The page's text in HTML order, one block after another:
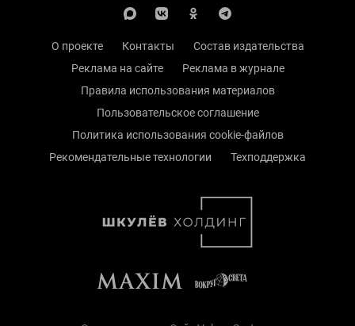
О проекте Контакты
Состав издательства
Реклама на сайте
Реклама в журнале
Правила использования материалов
Пользовательское соглашение
Политика использования cookie-файлов
Рекомендательные технологии
Техподдержка